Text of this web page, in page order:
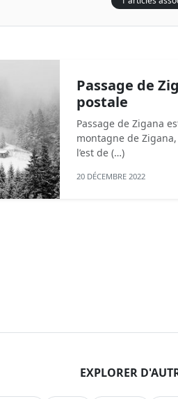
Passage de
postale
Passage de Zigana
montagne de
l’est de (…)
20 DÉCEMBRE 2022
EXPLORER